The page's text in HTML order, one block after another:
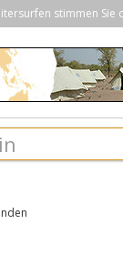
stimmen Sie